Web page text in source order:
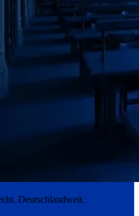
Deutschlandweit.